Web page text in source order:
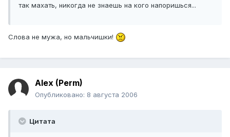
так махать, никогда не знаешь на кого напоришься...
Слова не мужа, но мальчишки!
Alex (Perm)
Опубликовано: 8 августа 2006
Цитата